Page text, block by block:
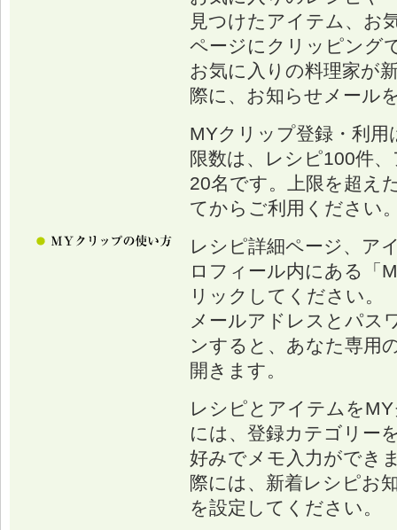
見つけたアイテム、お
ページにクリッピング
お気に入りの料理家が
際に、お知らせメール
MYクリップ登録・利
限数は、レシピ100件
20名です。上限を超え
てからご利用ください
レシピ詳細ページ、ア
ロフィール内にある「
リックしてください。
メールアドレスとパス
ンすると、あなた専用
開きます。
レシピとアイテムを
には、登録カテゴリー
好みでメモ入力ができ
際には、新着レシピお
を設定してください。